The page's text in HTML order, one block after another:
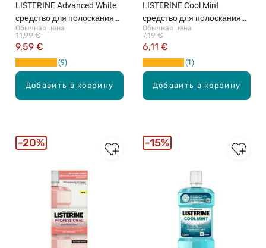
Добавить в корзину
LISTERINE Advanced White
средство для полоскания
рта, 1л
Обычная цена
9,59 €
11,99 €
9
Добавить в корзину
LISTERINE Cool Mint
средство для полоскания
рта, 500мл
Обычная цена
6,11 €
7,19 €
1
20% 15%